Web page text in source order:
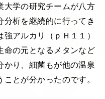
大学の研究チームが八方
析を継続的に行ってき
アルカリ（ｐＨ１１）
命の元となるメタンなど
かり、細菌もが他の温泉
とが分かったのです。